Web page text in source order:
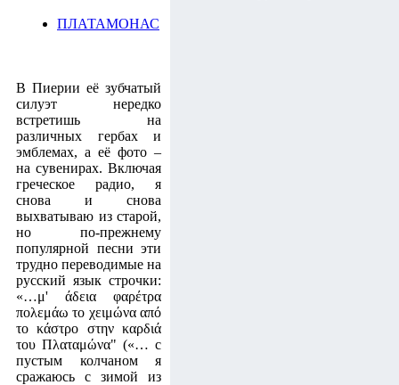
ПЛАТАМОНАС
В Пиерии её зубчатый
силуэт нередко
встретишь на
различных гербах и
эмблемах, а её фото –
на сувенирах. Включая
греческое радио, я
снова и снова
выхватываю из старой,
но по-прежнему
популярной песни эти
трудно переводимые на
русский язык строчки:
«…μ' άδεια φαρέτρα
πολεμάω το χειμώνα από
το κάστρο στην καρδιά
του Πλαταμώνα" («… с
пустым колчаном я
сражаюсь с зимой из